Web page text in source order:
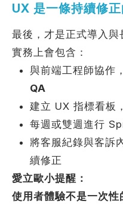
UX 是一條持續修
最後，才是正式導入與
實務上會包含：
與前端工程師協作
QA
建立 UX 指標看板
每週或雙週進行
將客服紀錄與客訴
續修正
愛立歐小提醒：
使用者體驗不是一次